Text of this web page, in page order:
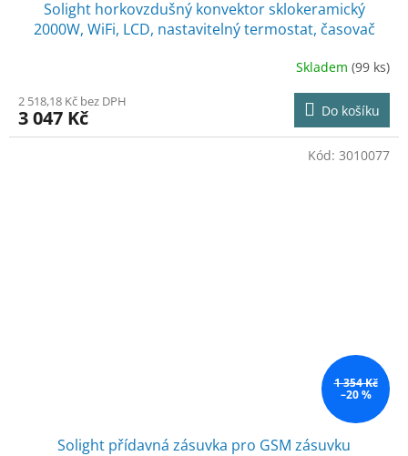
A
R
M
A
Solight horkovzdušný konvektor sklokeramický
2000W, WiFi, LCD, nastavitelný termostat, časovač
Skladem (99 ks)
2 518,18 Kč bez DPH
3 047 Kč Do košíku
1 354 Kč
–20 %
Solight přídavná zásuvka pro GSM zásuvku
Kód: 3010077